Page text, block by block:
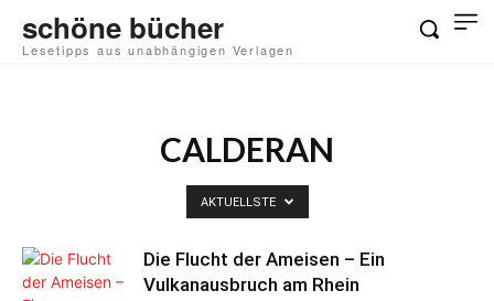
schöne bücher
Lesetipps aus unabhängigen Verlagen
CALDERAN
AKTUELLSTE
Die Flucht der Ameisen – Ein
Vulkanausbruch am Rhein